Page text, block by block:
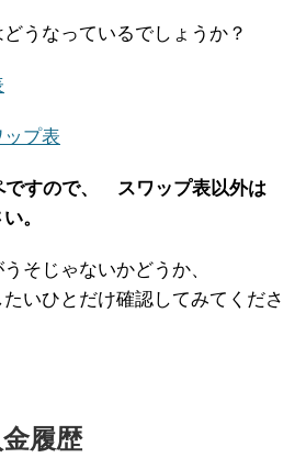
うなっているでしょうか？
プ表
ですので、 スワップ表以外は
。
そじゃないかどうか、
いひとだけ確認してみてくださ
履歴